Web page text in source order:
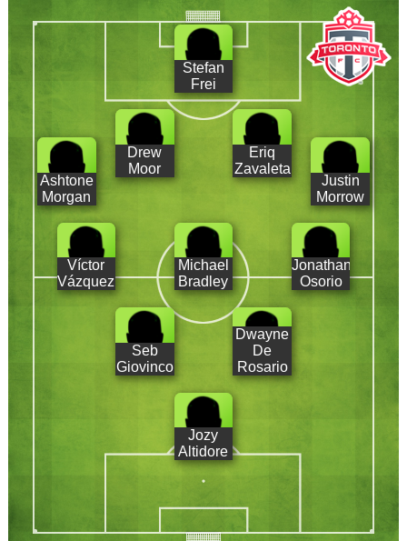
Stefan
Frei
Ashtone
Morgan
Drew
Moor
Eriq
Zavaleta
Justin
Morrow
Víctor
Vázquez
Michael
Bradley
Jonathan
Osorio
Seb
Giovinco
Dwayne
De
Rosario
Jozy
Altidore